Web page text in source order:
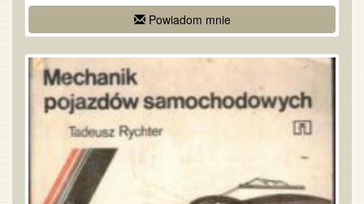
Powiadom mnie